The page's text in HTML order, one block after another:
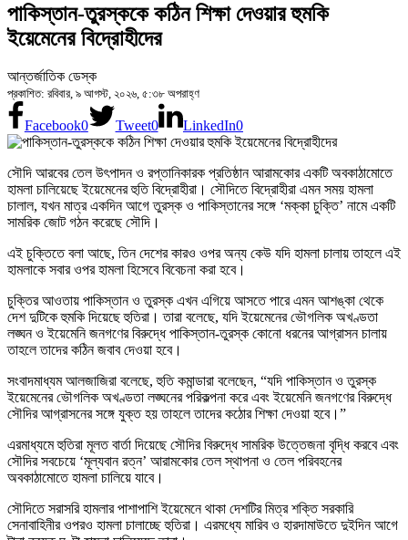
পাকিস্তান-তুরস্ককে কঠিন শিক্ষা দেওয়ার হুমকি
ইয়েমেনের বিদ্রোহীদের
আন্তর্জাতিক ডেস্ক
প্রকাশিত: রবিবার, ৯ আগস্ট, ২০২৬, ৫:৩৮ অপরাহ্ণ
Facebook0 Tweet0 LinkedIn0
সৌদি আরবের তেল উৎপাদন ও রপ্তানিকারক প্রতিষ্ঠান আরামকোর একটি অবকাঠামোতে
হামলা চালিয়েছে ইয়েমেনের হুতি বিদ্রোহীরা। সৌদিতে বিদ্রোহীরা এমন সময় হামলা
চালাল, যখন মাত্র একদিন আগে তুরস্ক ও পাকিস্তানের সঙ্গে ‘মক্কা চুক্তি’ নামে একটি
সামরিক জোট গঠন করেছে সৌদি।
এই চুক্তিতে বলা আছে, তিন দেশের কারও ওপর অন্য কেউ যদি হামলা চালায় তাহলে এই
হামলাকে সবার ওপর হামলা হিসেবে বিবেচনা করা হবে।
চুক্তির আওতায় পাকিস্তান ও তুরস্ক এখন এগিয়ে আসতে পারে এমন আশঙ্কা থেকে
দেশ দুটিকে হুমকি দিয়েছে হুতিরা। তারা বলেছে, যদি ইয়েমেনের ভৌগলিক অখণ্ডতা
লঙ্ঘন ও ইয়েমেনি জনগণের বিরুদ্ধে পাকিস্তান-তুরস্ক কোনো ধরনের আগ্রাসন চালায়
তাহলে তাদের কঠিন জবাব দেওয়া হবে।
সংবাদমাধ্যম আলজাজিরা বলেছে, হুতি কমান্ডারা বলেছেন, “যদি পাকিস্তান ও তুরস্ক
ইয়েমেনের ভৌগলিক অখণ্ডতা লঙ্ঘনের পরিকল্পনা করে এবং ইয়েমেনি জনগণের বিরুদ্ধে
সৌদির আগ্রাসনের সঙ্গে যুক্ত হয় তাহলে তাদের কঠোর শিক্ষা দেওয়া হবে।”
এরমাধ্যমে হুতিরা মূলত বার্তা দিয়েছে সৌদির বিরুদ্ধে সামরিক উত্তেজনা বৃদ্ধি করবে এবং
সৌদির সবচেয়ে ‘মূল্যবান রত্ন’ আরামকোর তেল স্থাপনা ও তেল পরিবহনের
অবকাঠামোতে হামলা চালিয়ে যাবে।
সৌদিতে সরাসরি হামলার পাশাপাশি ইয়েমেনে থাকা দেশটির মিত্র শক্তি সরকারি
সেনাবাহিনীর ওপরও হামলা চালাচ্ছে হুতিরা। এরমধ্যে মারিব ও হারদামাউতে দুইদিন আগে